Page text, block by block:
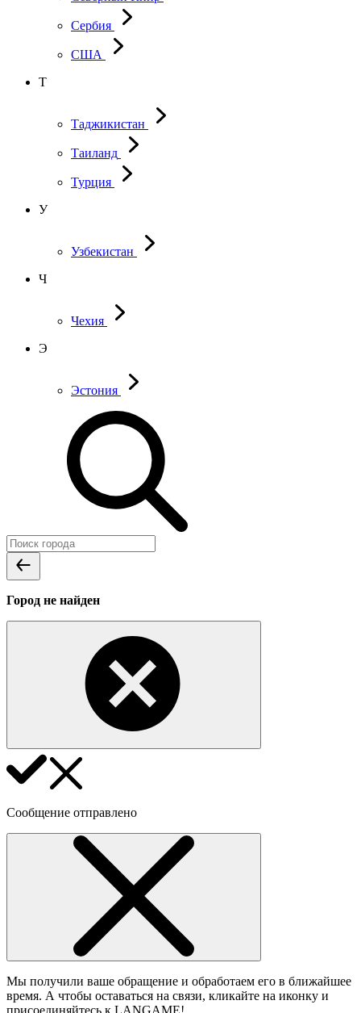
Сербия
США
Т
Таджикистан
Таиланд
Турция
У
Узбекистан
Ч
Чехия
Э
Эстония
Город не найден
Сообщение отправлено
Мы получили ваше обращение и обработаем его в ближайшее
время. А чтобы оставаться на связи, кликайте на иконку и